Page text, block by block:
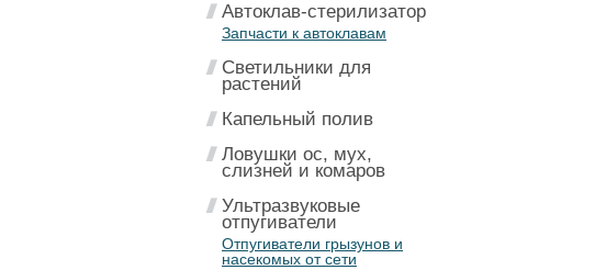
Автоклав-стерилизатор
Запчасти к автоклавам
Светильники для
растений
Капельный полив
Ловушки ос, мух,
слизней и комаров
Ультразвуковые
отпугиватели
Отпугиватели грызунов и
насекомых от сети